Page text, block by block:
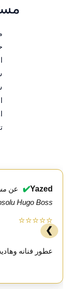
Yazed
✔️ عن
Hugo Boss
⭐⭐⭐⭐⭐
عطور فنانه
❯